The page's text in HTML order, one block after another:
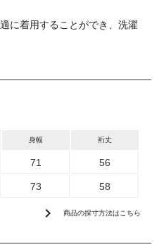
に着用することができ、洗濯
身幅 裄丈
71 56
73 58
chevron_right 商品の採寸方法はこちら